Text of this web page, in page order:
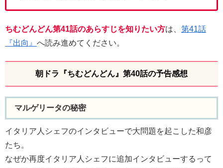
ちむどんどん第41話のあらすじを知りたい方は、 第41話
『出向』 へ読み進めてください。
朝ドラ『ちむどんどん』第40話の予告感想
マルゲリータの秘密
イタリア人シェフのインタビューで大問題を起こした和彦
たち。
なぜか再度イタリア人シェフに追加インタビューするって